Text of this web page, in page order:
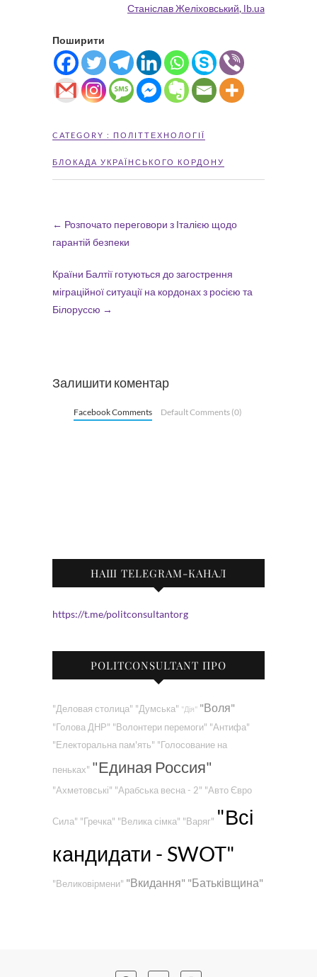
Станіслав Желіховський, lb.ua
Поширити
CATEGORY : ПОЛІТТЕХНОЛОГІЇ
БЛОКАДА УКРАЇНСЬКОГО КОРДОНУ
← Розпочато переговори з Італією щодо
гарантій безпеки
Країни Балтії готуються до загострення
міграційної ситуації на кордонах з росією та
Білоруссю →
Залишити коментар
Facebook Comments Default Comments (0)
НАШ TELEGRAM-КАНАЛ
https://t.me/politconsultantorg
POLITCONSULTANT ПРО
"Деловая столица" "Думська" "Дія" "Воля"
"Голова ДНР" "Волонтери перемоги" "Антифа"
"Електоральна пам'ять" "Голосование на
пеньках" "Единая Россия"
"Ахметовські" "Арабська весна - 2" "Авто Євро
Сила" "Гречка" "Велика сімка" "Варяг" "Всі
кандидати - SWOT"
"Великовірмени" "Вкидання" "Батьківщина"